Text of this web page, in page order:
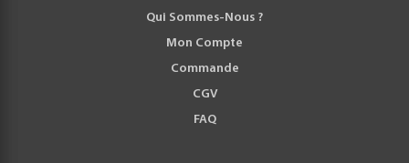
Qui Sommes-Nous ?
Mon Compte
Commande
CGV
FAQ